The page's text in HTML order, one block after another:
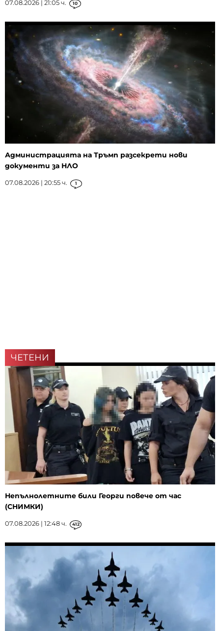
07.08.2026 | 21:05 ч. 10
Администрацията на Тръмп разсекрети нови
документи за НЛО
07.08.2026 | 20:55 ч. 1
ЧЕТЕНИ
Непълнолетните били Георги повече от час
(СНИМКИ)
07.08.2026 | 12:48 ч. 412